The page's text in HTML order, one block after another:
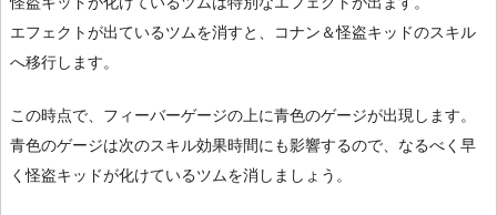
エフェクトが出ているツムを消すと、コナン＆怪盗キッドのスキル
へ移行します。
この時点で、フィーバーゲージの上に青色のゲージが出現します。
青色のゲージは次のスキル効果時間にも影響するので、なるべく早
く怪盗キッドが化けているツムを消しましょう。